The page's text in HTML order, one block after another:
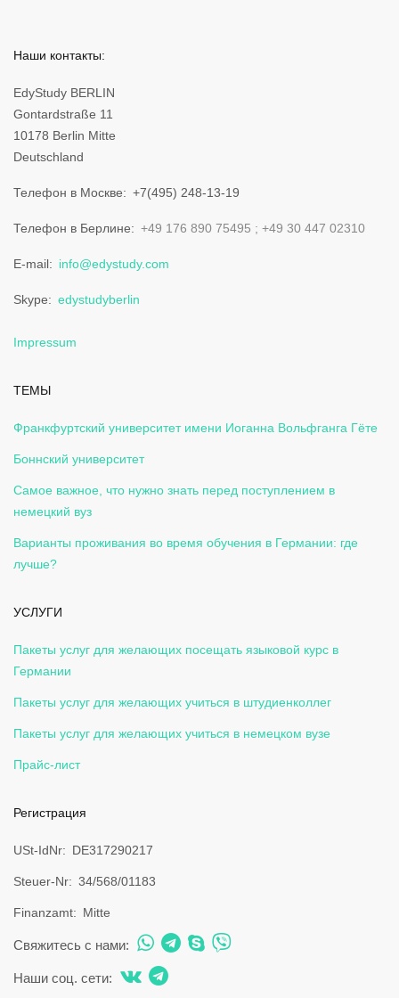
Наши контакты:
EdyStudy BERLIN
Gontardstraße 11
10178 Berlin Mitte
Deutschland
Телефон в Москве +7(495) 248-13-19
Телефон в Берлине +49 176 890 75495 +49 30 447 02310
E-mail info@edystudy.com
Skype edystudyberlin
Impressum
ТЕМЫ
Франкфуртский университет имени Иоганна Вольфганга Гёте
Боннский университет
Самое важное, что нужно знать перед поступлением в
немецкий вуз
Варианты проживания во время обучения в Германии: где
лучше?
УСЛУГИ
Пакеты услуг для желающих посещать языковой курс в
Германии
Пакеты услуг для желающих учиться в штудиенколлег
Пакеты услуг для желающих учиться в немецком вузе
Прайс-лист
Регистрация
USt-IdNr DE317290217
Steuer-Nr 34/568/01183
Finanzamt Mitte
Свяжитесь с нами:
Наши соц. сети: